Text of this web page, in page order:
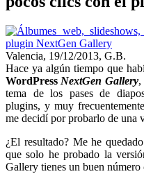
Valencia, 19/12/2013, G.B.
Hace ya algún tiempo que
WordPress NextGen Gallery,
tema de los pases de
plugins, y muy frecuentemente
me decidí por probarlo de una
¿El resultado? Me he
que solo he probado la
Gallery tienes un buen